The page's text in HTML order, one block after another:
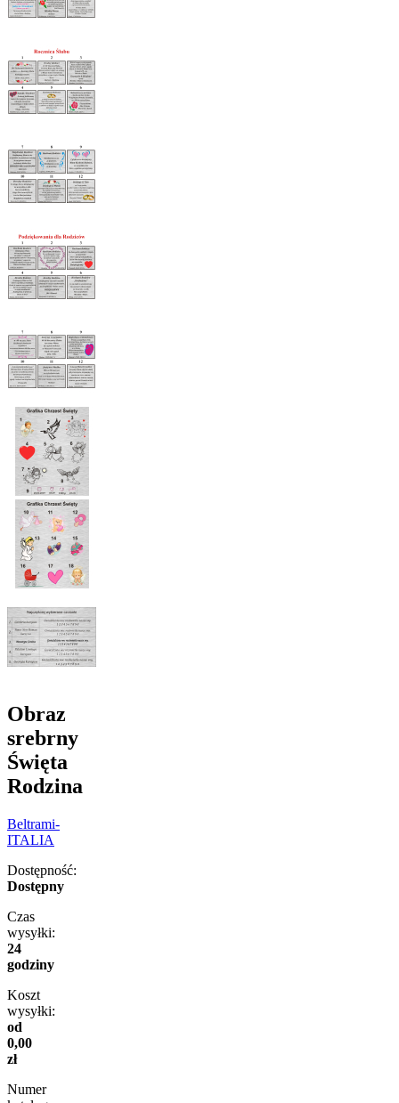
Obraz
srebrny
Święta
Rodzina
Beltrami-
ITALIA
Dostępność:
Dostępny
Czas
wysyłki:
24
godziny
Koszt
wysyłki:
od
0,00
zł
Numer